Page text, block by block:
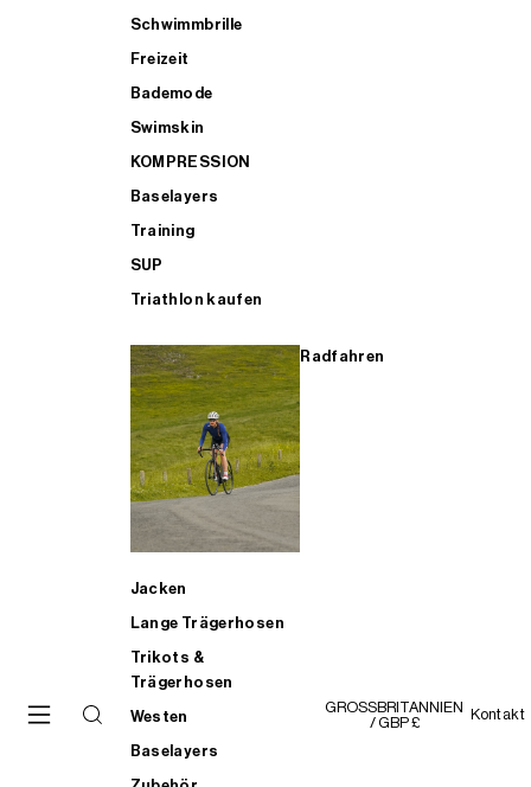
Schwimmbrille
Freizeit
Bademode
Swimskin
KOMPRESSION
Baselayers
Training
SUP
Triathlon kaufen
Radfahren
Jacken
Lange Trägerhosen
Trikots &
Trägerhosen
Westen
Baselayers
GROSSBRITANNIEN
/ GBP £
Kontakt